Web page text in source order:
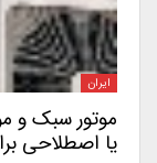
ایران
موتور سبک و
یا اصطلاحی